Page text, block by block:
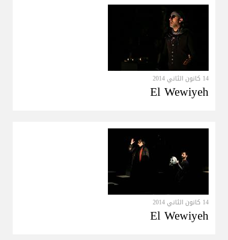
14 كانون الثاني 2014
El Wewiyeh
14 كانون الثاني 2014
El Wewiyeh